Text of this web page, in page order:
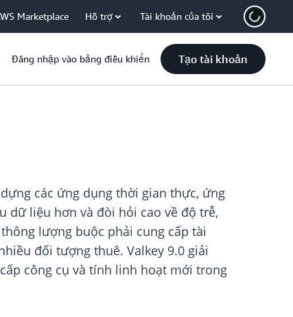
Marketplace Hỗ trợ Tài khoản của tôi
Đăng nhập vào bảng điều khiển Tạo tài khoản
các ứng dụng thời gian thực, ứng
dữ liệu hơn và đòi hỏi cao về độ trễ,
lượng buộc phải cung cấp tài
đối tượng thuê. Valkey 9.0 giải
công cụ và tính linh hoạt mới trong